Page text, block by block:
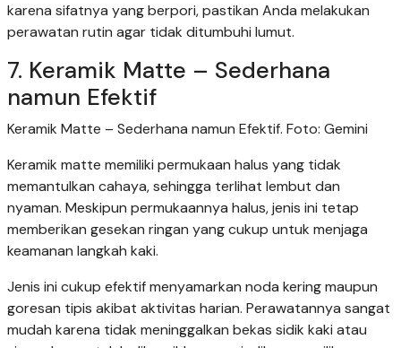
karena sifatnya yang berpori, pastikan Anda melakukan
perawatan rutin agar tidak ditumbuhi lumut.
7. Keramik Matte – Sederhana
namun Efektif
Keramik Matte – Sederhana namun Efektif. Foto: Gemini
Keramik matte memiliki permukaan halus yang tidak
memantulkan cahaya, sehingga terlihat lembut dan
nyaman. Meskipun permukaannya halus, jenis ini tetap
memberikan gesekan ringan yang cukup untuk menjaga
keamanan langkah kaki.
Jenis ini cukup efektif menyamarkan noda kering maupun
goresan tipis akibat aktivitas harian. Perawatannya sangat
mudah karena tidak meninggalkan bekas sidik kaki atau